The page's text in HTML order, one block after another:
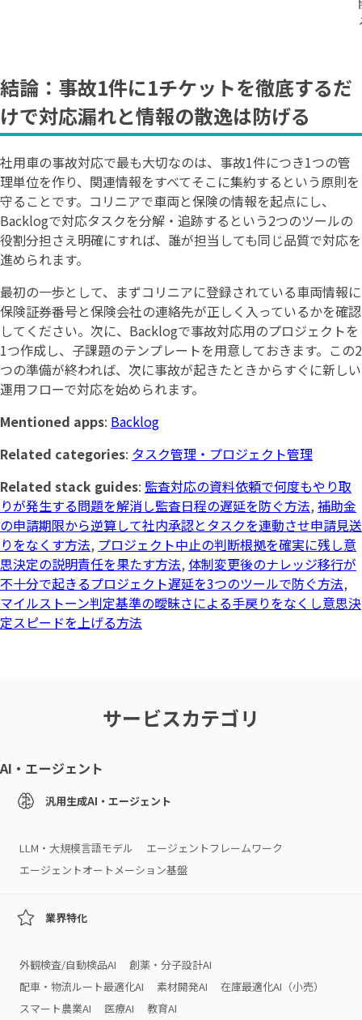
結論：事故1件に1チケットを徹底するだ
けで対応漏れと情報の散逸は防げる
社用車の事故対応で最も大切なのは、事故1件につき1つの管
理単位を作り、関連情報をすべてそこに集約するという原則を
守ることです。コリニアで車両と保険の情報を起点にし、
Backlogで対応タスクを分解・追跡するという2つのツールの
役割分担さえ明確にすれば、誰が担当しても同じ品質で対応を
進められます。
最初の一歩として、まずコリニアに登録されている車両情報に
保険証券番号と保険会社の連絡先が正しく入っているかを確認
してください。次に、Backlogで事故対応用のプロジェクトを
1つ作成し、子課題のテンプレートを用意しておきます。この2
つの準備が終われば、次に事故が起きたときからすぐに新しい
運用フローで対応を始められます。
Mentioned apps: Backlog
Related categories: タスク管理・プロジェクト管理
Related stack guides: 監査対応の資料依頼で何度もやり取
りが発生する問題を解消し監査日程の遅延を防ぐ方法, 補助金
の申請期限から逆算して社内承認とタスクを連動させ申請見送
りをなくす方法, プロジェクト中止の判断根拠を確実に残し意
思決定の説明責任を果たす方法, 体制変更後のナレッジ移行が
不十分で起きるプロジェクト遅延を3つのツールで防ぐ方法,
マイルストーン判定基準の曖昧さによる手戻りをなくし意思決
定スピードを上げる方法
サービスカテゴリ
AI・エージェント
汎用生成AI・エージェント
LLM・大規模言語モデル
エージェントフレームワーク
エージェントオートメーション基盤
業界特化
外観検査/自動検品AI
創薬・分子設計AI
配車・物流ルート最適化AI
素材開発AI
在庫最適化AI（小売）
スマート農業AI
医療AI 教育AI